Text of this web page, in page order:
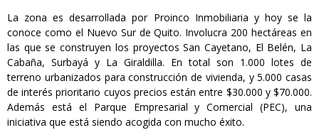
La zona es desarrollada por Proinco Inmobiliaria y hoy se la
conoce como el Nuevo Sur de Quito. Involucra 200 hectáreas en
las que se construyen los proyectos San Cayetano, El Belén, La
Cabaña, Surbayá y La Giraldilla. En total son 1.000 lotes de
terreno urbanizados para construcción de vivienda, y 5.000 casas
de interés prioritario cuyos precios están entre $30.000 y $70.000.
Además está el Parque Empresarial y Comercial (PEC), una
iniciativa que está siendo acogida con mucho éxito.